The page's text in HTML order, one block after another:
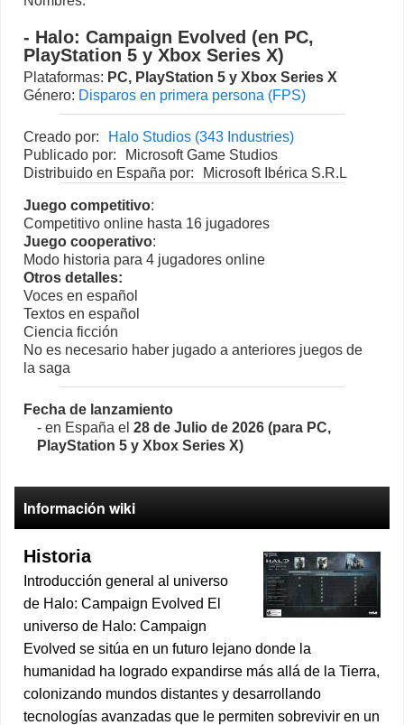
- Halo: Campaign Evolved (en PC,
PlayStation 5 y Xbox Series X)
Plataformas: PC, PlayStation 5 y Xbox Series X
Género: Disparos en primera persona (FPS)
Creado por:
Halo Studios (343 Industries)
Publicado por:
Microsoft Game Studios
Distribuido en España por:
Microsoft Ibérica S.R.L
Juego competitivo:
Competitivo online hasta 16 jugadores
Juego cooperativo:
Modo historia para 4 jugadores online
Otros detalles:
Voces en español
Textos en español
Ciencia ficción
No es necesario haber jugado a anteriores juegos de
la saga
Fecha de lanzamiento
- en España el 28 de Julio de 2026 (para PC,
PlayStation 5 y Xbox Series X)
Información wiki
Historia
Introducción general al universo
de Halo: Campaign Evolved El
universo de Halo: Campaign
Evolved se sitúa en un futuro lejano donde la
humanidad ha logrado expandirse más allá de la Tierra,
colonizando mundos distantes y desarrollando
tecnologías avanzadas que le permiten sobrevivir en un